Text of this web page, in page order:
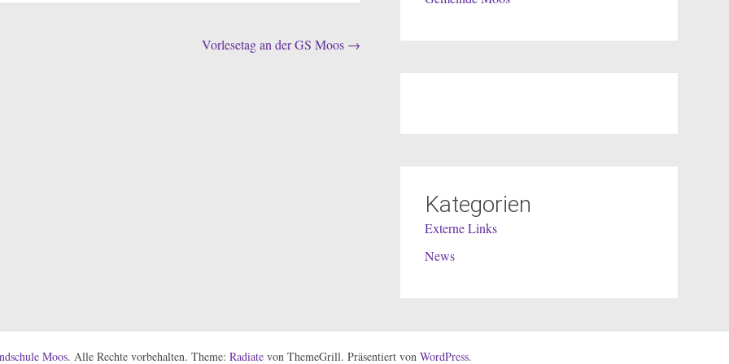
Vorlesetag an der GS Moos →
Kategorien
Externe Links
News
Moos. Alle Rechte vorbehalten. Theme: Radiatevon ThemeGrill. Präsentiert von WordPress.